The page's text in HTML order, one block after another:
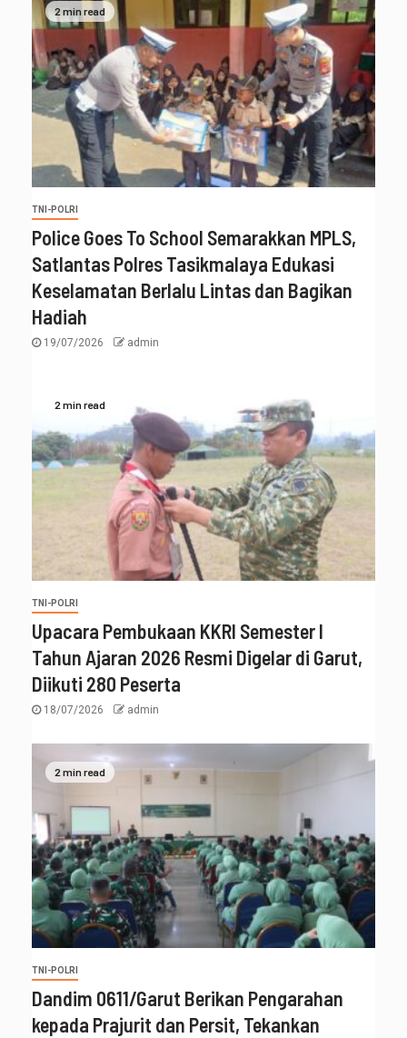
2 min read
TNI-POLRI
Police Goes To School Semarakkan MPLS,
Satlantas Polres Tasikmalaya Edukasi
Keselamatan Berlalu Lintas dan Bagikan
Hadiah
19/07/2026 admin
2 min read
TNI-POLRI
Upacara Pembukaan KKRI Semester I
Tahun Ajaran 2026 Resmi Digelar di Garut,
Diikuti 280 Peserta
18/07/2026 admin
2 min read
TNI-POLRI
‎Dandim 0611/Garut Berikan Pengarahan
kepada Prajurit dan Persit, Tekankan